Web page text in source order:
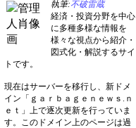
執筆:不破雷蔵
経済・投資分野を中心
に多種多様な情報を
様々な視点から紹介・
図式化・解説するサイ
トです。
現在はサーバーを移行し、新ドメ
イン「ｇａｒｂａｇｅｎｅｗｓ.ｎ
ｅｔ」上で逐次更新を行っていま
す。このドメイン上のページは過